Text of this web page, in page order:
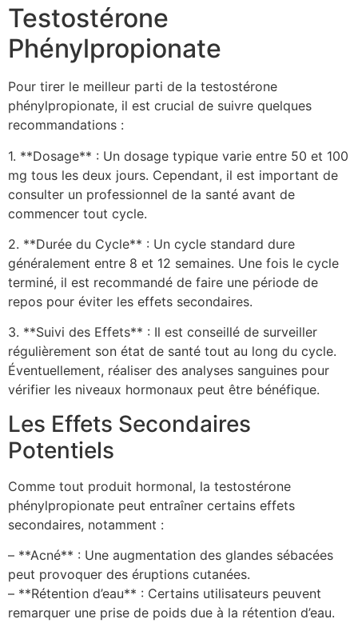
Testostérone
Phénylpropionate
Pour tirer le meilleur parti de la testostérone
phénylpropionate, il est crucial de suivre quelques
recommandations :
1. **Dosage** : Un dosage typique varie entre 50 et 100
mg tous les deux jours. Cependant, il est important de
consulter un professionnel de la santé avant de
commencer tout cycle.
2. **Durée du Cycle** : Un cycle standard dure
généralement entre 8 et 12 semaines. Une fois le cycle
terminé, il est recommandé de faire une période de
repos pour éviter les effets secondaires.
3. **Suivi des Effets** : Il est conseillé de surveiller
régulièrement son état de santé tout au long du cycle.
Éventuellement, réaliser des analyses sanguines pour
vérifier les niveaux hormonaux peut être bénéfique.
Les Effets Secondaires
Potentiels
Comme tout produit hormonal, la testostérone
phénylpropionate peut entraîner certains effets
secondaires, notamment :
– **Acné** : Une augmentation des glandes sébacées
peut provoquer des éruptions cutanées.
– **Rétention d’eau** : Certains utilisateurs peuvent
remarquer une prise de poids due à la rétention d’eau.